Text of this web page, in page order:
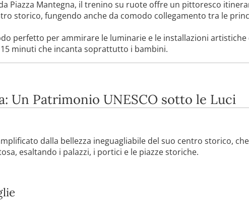
Piazza Mantegna, il trenino su ruote offre un pittoresco
storico, fungendo anche da comodo collegamento tra le
perfetto per ammirare le luminarie e le installazioni
minuti che incanta soprattutto i bambini.
Un Patrimonio UNESCO sotto le Luci
dalla bellezza ineguagliabile del suo centro storico,
esaltando i palazzi, i portici e le piazze storiche.